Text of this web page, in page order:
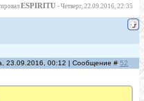
ESPIRITU - Четверг, 22.09.2016, 22:35
23.09.2016, 00:12 | Сообщение # 52